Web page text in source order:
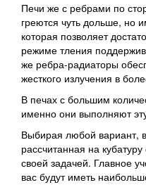
Печи же с ребрами по
греются чуть дольше, но
которая позволяет
режиме тления
же ребра-радиаторы
жесткого излучения в
В печах с большим
именно они выполняют
Выбирая любой вариант,
рассчитанная на
своей задачей. Главное
вас будут иметь